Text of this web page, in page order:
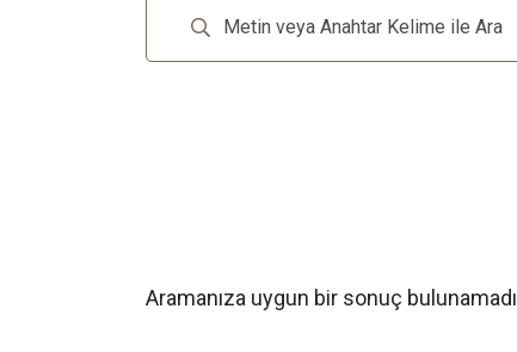
Aramanıza uygun bir sonuç bulunamadı